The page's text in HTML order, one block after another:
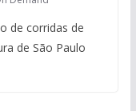
de corridas de
de São Paulo